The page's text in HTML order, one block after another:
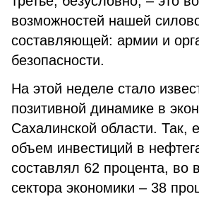
возможностей нашей
составляющей: армии и
безопасности.
На этой неделе стало
позитивной динамике в
Сахалинской области. Так,
объем инвестиций в
составлял 62 процента, во
сектора экономики – 38